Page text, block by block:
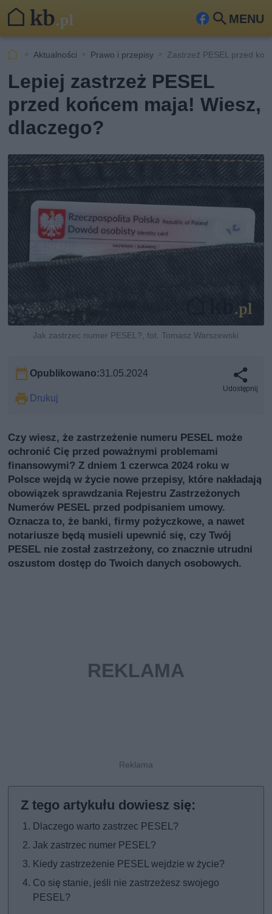
MENU
Fa
ook
Szu
kaj
Aktualności Prawo i przepisy Zastrzeż PESEL przed
Lepiej zastrzeż PESEL
przed końcem maja! Wiesz,
dlaczego?
Jak zastrzec numer PESEL?, fot. Tomasz Warszewski
Opublikowano:31.05.2024
Drukuj
Udostępnij
Czy wiesz, że zastrzeżenie numeru PESEL może
ochronić Cię przed poważnymi problemami
finansowymi? Z dniem 1 czerwca 2024 roku w
Polsce wejdą w życie nowe przepisy, które nakładają
obowiązek sprawdzania Rejestru Zastrzeżonych
Numerów PESEL przed podpisaniem umowy.
Oznacza to, że banki, firmy pożyczkowe, a nawet
notariusze będą musieli upewnić się, czy Twój
PESEL nie został zastrzeżony, co znacznie utrudni
oszustom dostęp do Twoich danych osobowych.
Dlaczego warto zastrzec PESEL?
Jak zastrzec numer PESEL?
Kiedy zastrzeżenie PESEL wejdzie w życie?
Co się stanie, jeśli nie zastrzeżesz swojego
PESEL?